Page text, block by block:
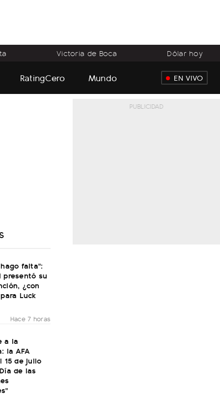
Victoria de Boca Dólar hoy
RatingCero Mundo EN VIVO
falta":
presentó su
¿con
Luck
Hace 7 horas
a la
la AFA
15 de julio
de las